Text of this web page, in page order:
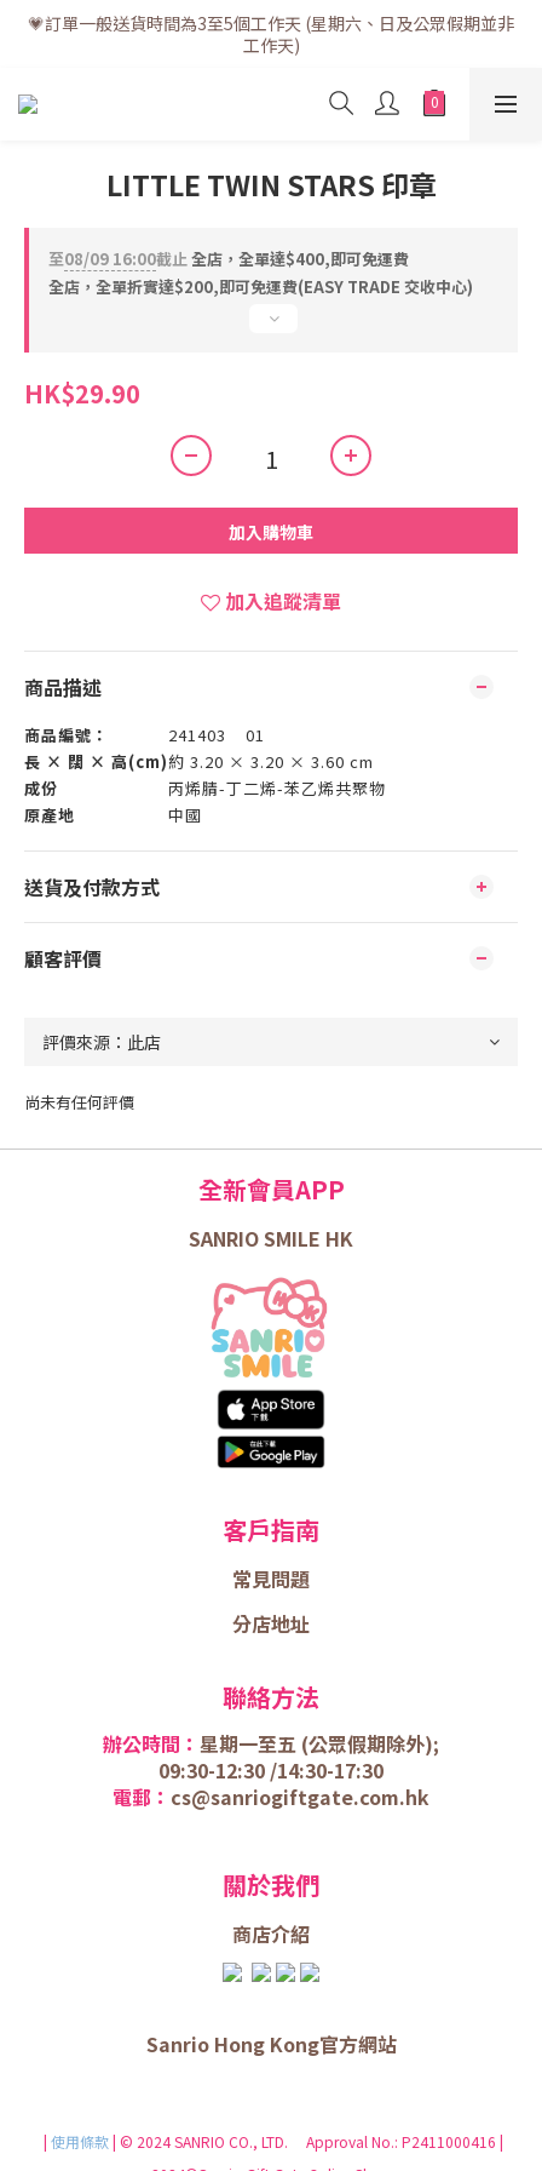
💗訂單一般送貨時間為3至5個工作天 (星期六、日及公眾假期並非
工作天)
💗訂單一般送貨時間為3至5個工作天 (星期六、日及公眾假期並非
工作天)
💗折實滿$400免運費 | 滿$200免自取點運費
💗立即下載全新會員APP享有專屬會員禮遇
💗訂單一般送貨時間為3至5個工作天 (星期六、日及公眾假期並非
工作天)
LITTLE TWIN STARS 印章
至08/09 16:00截止全店，全單達$400,即可免運費
全店，全單折實達$200,即可免運費(EASY TRADE 交收中心)
HK$29.90
加入購物車
加入追蹤清單
商品描述
商品編號：
241403 01
長 × 闊 × 高(cm)約 3.20 × 3.20 × 3.60 cm
成份
丙烯腈-丁二烯-苯乙烯共聚物
原產地
中國
送貨及付款方式
顧客評價
尚未有任何評價
全新會員APP
SANRIO SMILE HK
客戶指南
常見問題
分店地址
聯絡方法
辦公時間： 星期一至五 (公眾假期除外);
09:30-12:30 /14:30-17:30
電郵： cs@sanriogiftgate.com.hk
關於我們
商店介紹
Sanrio Hong Kong官方網站
| 使用條款| © 2024 SANRIO CO., LTD. Approval No.: P2411000416 |